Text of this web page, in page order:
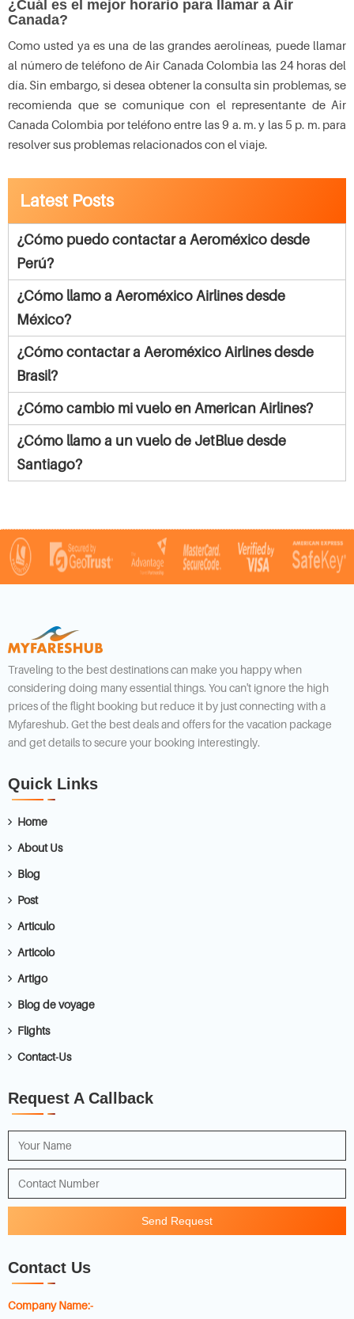
¿Cuál es el mejor horario para llamar a Air
Canada?
Como usted ya es una de las grandes aerolíneas, puede llamar
al número de teléfono de Air Canada Colombia las 24 horas del
día. Sin embargo, si desea obtener la consulta sin problemas, se
recomienda que se comunique con el representante de Air
Canada Colombia por teléfono entre las 9 a. m. y las 5 p. m. para
resolver sus problemas relacionados con el viaje.
Latest Posts
¿Cómo puedo contactar a Aeroméxico desde
Perú?
¿Cómo llamo a Aeroméxico Airlines desde
México?
¿Cómo contactar a Aeroméxico Airlines desde
Brasil?
¿Cómo cambio mi vuelo en American Airlines?
¿Cómo llamo a un vuelo de JetBlue desde
Santiago?
Traveling to the best destinations can make you happy when
considering doing many essential things. You can't ignore the high
prices of the flight booking but reduce it by just connecting with a
Myfareshub. Get the best deals and offers for the vacation package
and get details to secure your booking interestingly.
Quick Links
Home
About Us
Blog
Post
Articulo
Articolo
Artigo
Blog de voyage
Flights
Contact-Us
Request A Callback
Send Request
Contact Us
Company Name:-